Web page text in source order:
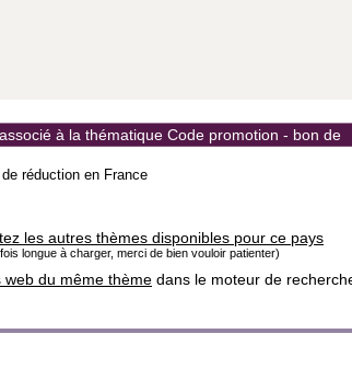
à la thématique Code promotion - bon de
réduction en France
les autres thèmes disponibles pour ce pays
longue à charger, merci de bien vouloir patienter)
web du même thème dans le moteur de